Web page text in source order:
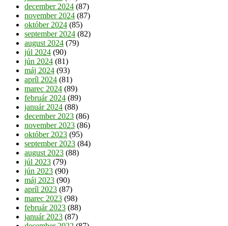
december 2024 (87)
november 2024 (87)
október 2024 (85)
september 2024 (82)
august 2024 (79)
júl 2024 (90)
jún 2024 (81)
máj 2024 (93)
apríl 2024 (81)
marec 2024 (89)
február 2024 (89)
január 2024 (88)
december 2023 (86)
november 2023 (86)
október 2023 (95)
september 2023 (84)
august 2023 (88)
júl 2023 (79)
jún 2023 (90)
máj 2023 (90)
apríl 2023 (87)
marec 2023 (98)
február 2023 (88)
január 2023 (87)